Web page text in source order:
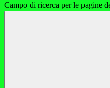
Campo di ricerca per le pagine